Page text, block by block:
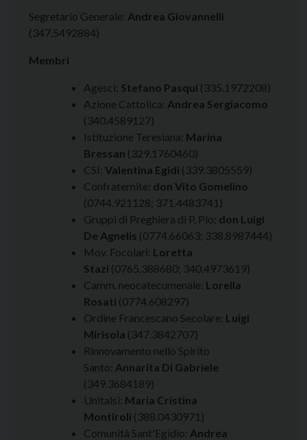
Segretario Generale: Andrea Giovannelli
(347.5492884)
Membri
Agesci: Stefano Pasqui (335.1972208)
Azione Cattolica: Andrea Sergiacomo
(340.4589127)
Istituzione Teresiana: Marina
Bressan (329.1760460)
CSI: Valentina Egidi (339.3805559)
Confraternite: don Vito Gomelino
(0744.921128; 371.4483741)
Gruppi di Preghiera di P. Pio: don Luigi
De Agnelis (0774.66063; 338.8987444)
Mov. Focolari: Loretta
Stazi (0765.388680; 340.4973619)
Camm. neocatecumenale: Lorella
Rosati (0774.608297)
Ordine Francescano Secolare: Luigi
Mirisola (347.3842707)
Rinnovamento nello Spirito
Santo: Annarita Di Gabriele
(349.3684189)
Unitalsi: Maria Cristina
Montiroli (388.0430971)
Comunità Sant'Egidio: Andrea